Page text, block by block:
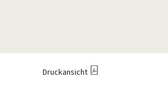
Druckansicht